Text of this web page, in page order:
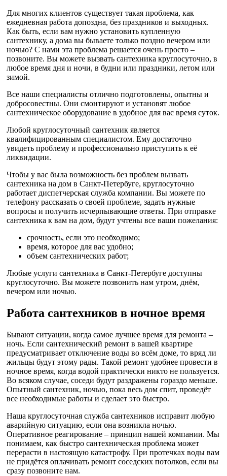
Для многих клиентов существует такая проблема, как
ежедневная работа допоздна, без праздников и выходных.
Как быть, если вам нужно установить купленную
сантехнику, а дома вы бываете только поздно вечером или
ночью? С нами эта проблема решается очень просто –
позвоните. Вы можете вызвать сантехника круглосуточно, в
любое время дня и ночи, в будни или праздники, летом или
зимой.
Все наши специалисты отлично подготовлены, опытны и
добросовестны. Они смонтируют и установят любое
сантехническое оборудование в удобное для вас время суток.
Любой круглосуточный сантехник является
квалифицированным специалистом. Ему достаточно
увидеть проблему и профессионально приступить к её
ликвидации.
Чтобы у вас была возможность без проблем вызвать
сантехника на дом в Санкт-Петербуге, круглосуточно
работает диспетчерская служба компании. Вы можете по
телефону рассказать о своей проблеме, задать нужные
вопросы и получить исчерпывающие ответы. При отправке
сантехника к вам на дом, будут учтены все ваши пожелания:
срочность, если это необходимо;
время, которое для вас удобно;
объем сантехнических работ;
Любые услуги сантехника в Санкт-Петербуге доступны
круглосуточно. Вы можете позвонить нам утром, днём,
вечером или ночью.
Работа сантехников в ночное время
Бывают ситуации, когда самое лучшее время для ремонта –
ночь. Если сантехнический ремонт в вашей квартире
предусматривает отключение воды во всём доме, то вряд ли
жильцы будут этому рады. Такой ремонт удобнее провести в
ночное время, когда водой практически никто не пользуется.
Во всяком случае, соседи будут раздражены гораздо меньше.
Опытный сантехник, ночью, пока весь дом спит, проведёт
все необходимые работы и сделает это быстро.
Наша круглосуточная служба сантехников исправит любую
аварийную ситуацию, если она возникла ночью.
Оперативное реагирование – принцип нашей компании. Мы
понимаем, как быстро сантехническая проблема может
перерасти в настоящую катастрофу. При протечках воды вам
не придётся оплачивать ремонт соседских потолков, если вы
сразу позвоните нам.